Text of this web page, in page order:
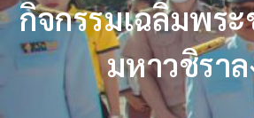
กิจกรรมเฉลิมพร
มหาวชิรา